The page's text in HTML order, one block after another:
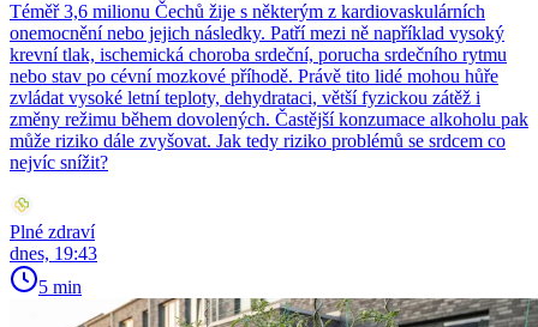
Téměř 3,6 milionu Čechů žije s některým z kardiovaskulárních
onemocnění nebo jejich následky. Patří mezi ně například vysoký
krevní tlak, ischemická choroba srdeční, porucha srdečního rytmu
nebo stav po cévní mozkové příhodě. Právě tito lidé mohou hůře
zvládat vysoké letní teploty, dehydrataci, větší fyzickou zátěž i
změny režimu během dovolených. Častější konzumace alkoholu pak
může riziko dále zvyšovat. Jak tedy riziko problémů se srdcem co
nejvíc snížit?
Plné zdraví
dnes, 19:43
5 min